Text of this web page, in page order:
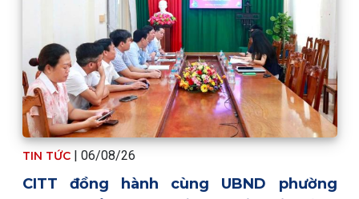
TIN TỨC | 06/08/26
CITT đồng hành cùng UBND phường